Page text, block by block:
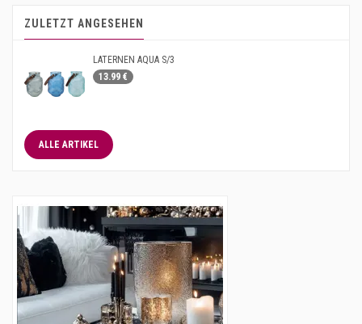
ZULETZT ANGESEHEN
LATERNEN AQUA S/3
13.99 €
ALLE ARTIKEL